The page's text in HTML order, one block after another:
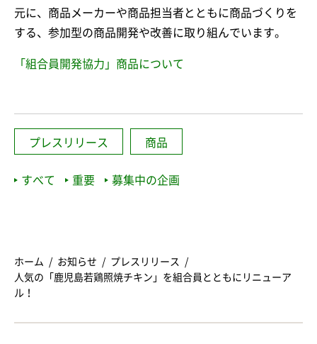
元に、商品メーカーや商品担当者とともに商品づくりを
する、参加型の商品開発や改善に取り組んでいます。
「組合員開発協力」商品について
プレスリリース 商品
すべて 重要 募集中の企画
ホーム お知らせ
プレスリリース
人気の「鹿児島若鶏照焼チキン」を組合員とともにリニューア
ル！